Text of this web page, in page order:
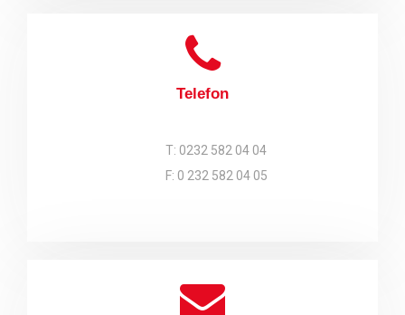
Telefon
T: 0232 582 04 04
F: 0 232 582 04 05